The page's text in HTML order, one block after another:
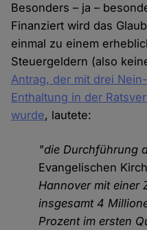
Besonders – ja –
Finanziert wird das
einmal zu einem
Steuergeldern (also
Antrag, der mit drei
Enthaltung in der
wurde, lautete:
"die Durchführung
Evangelischen
Hannover mit einer
insgesamt 4
Prozent im ersten